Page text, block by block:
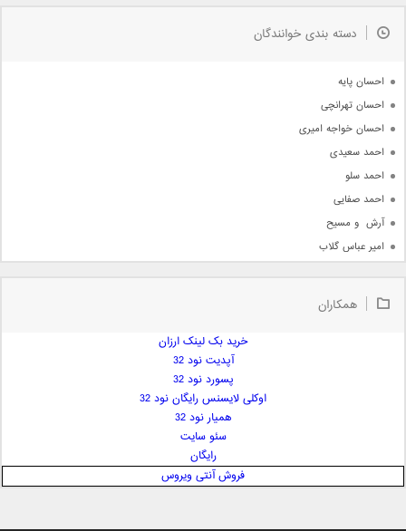
جدیدترین ها
دسته بندی خوانندگان
احسان پایه
احسان تهرانچی
احسان خواجه امیری
احمد سعیدی
احمد سلو
احمد صفایی
آرش  و مسیح
امیر عباس گلاب
امیر علی
ایمان غلامی
همکاران
خرید بک لینک ارزان
آپدیت نود 32
پسورد نود 32
اوکلی لایسنس رایگان نود 32
همیار نود 32
سئو سایت
رایگان
فروش آنتی ویروس